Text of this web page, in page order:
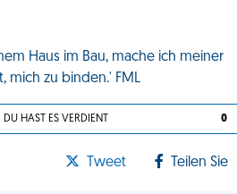
Haus im Bau, mache ich meiner
mich zu binden.' FML
DU HAST ES VERDIENT 0
Tweet Teilen Sie